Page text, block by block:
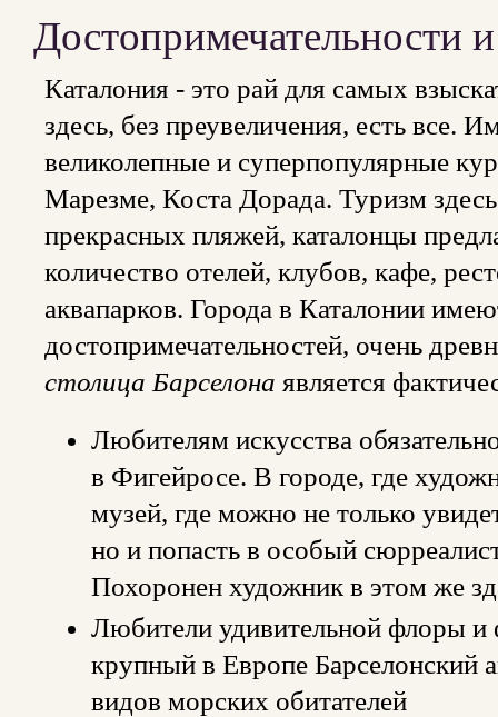
Достопримечательности
Каталония - это рай для самых
здесь, без преувеличения, есть все.
великолепные и суперпопулярные
Марезме, Коста Дорада. Туризм
прекрасных пляжей, каталонцы
количество отелей, клубов, кафе,
аквапарков. Города в Каталонии
достопримечательностей, очень
столица Барселона является
Любителям искусства
в Фигейросе. В городе, где
музей, где можно не только
но и попасть в особый
Похоронен художник в этом же
Любители удивительной флоры
крупный в Европе Барселонский
видов морских обитателей